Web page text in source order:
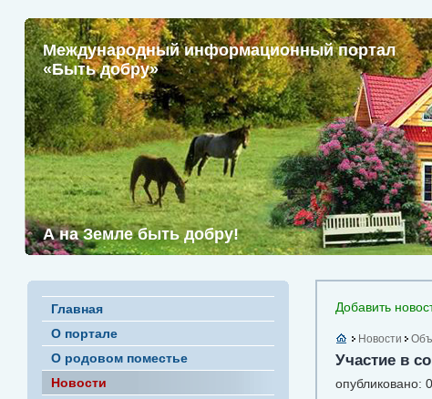
Международный информационный портал
«Быть добру»
А на Земле быть добру!
Главная
О портале
О родовом поместье
Новости
Добавить
Новости
Участие в
опубликовано: